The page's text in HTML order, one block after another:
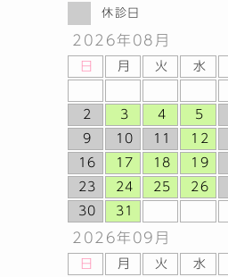
休診日
2026年 08月
日 月 火 水
2
3 4 5
9
10 11 12
16
17 18 19
23
24 25 26
30
31
2026年 09月
日 月 火 水